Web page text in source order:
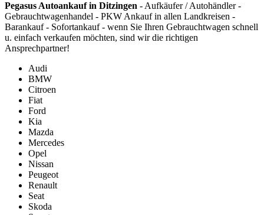
Pegasus Autoankauf in Ditzingen - Aufkäufer / Autohändler -
Gebrauchtwagenhandel - PKW Ankauf in allen Landkreisen -
Barankauf - Sofortankauf - wenn Sie Ihren Gebrauchtwagen schnell
u. einfach verkaufen möchten, sind wir die richtigen
Ansprechpartner!
Audi
BMW
Citroen
Fiat
Ford
Kia
Mazda
Mercedes
Opel
Nissan
Peugeot
Renault
Seat
Skoda